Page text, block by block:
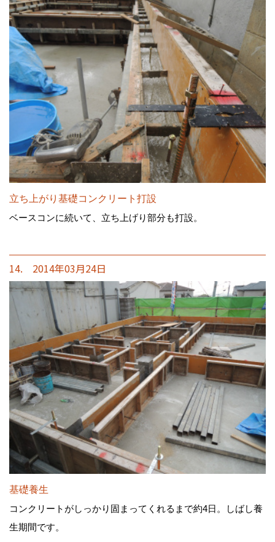
立ち上がり基礎コンクリート打設
ベースコンに続いて、立ち上げり部分も打設。
14. 2014年03月24日
基礎養生
コンクリートがしっかり固まってくれるまで約4日。しばし養
生期間です。